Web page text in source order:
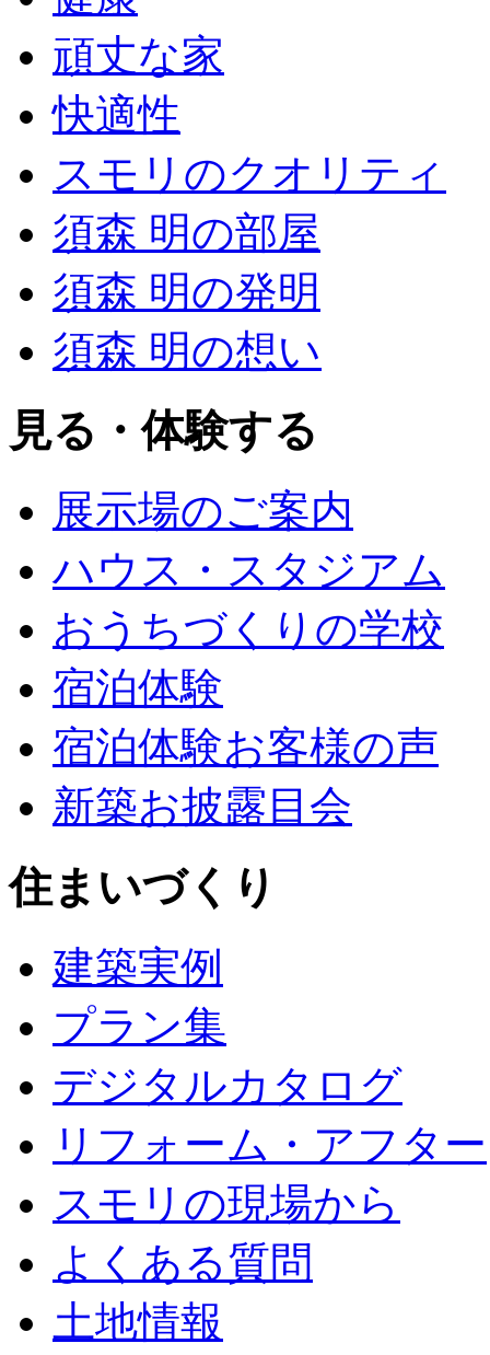
頑丈な家
快適性
スモリのクオリティ
須森 明の部屋
須森 明の発明
須森 明の想い
見る・体験する
展示場のご案内
ハウス・スタジアム
おうちづくりの学校
宿泊体験
宿泊体験お客様の声
新築お披露目会
住まいづくり
建築実例
プラン集
デジタルカタログ
リフォーム・アフター
スモリの現場から
よくある質問
土地情報